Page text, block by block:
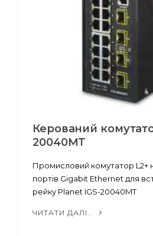
Керований
20040MT
Промисловий комутатор L2+
портів Gigabit Ethernet для
рейку Planet IGS-20040MT
ЧИТАТИ ДАЛІ...